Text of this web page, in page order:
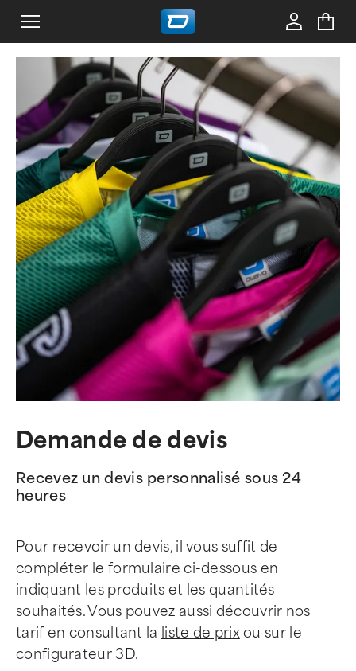
Demande de devis
Recevez un devis personnalisé sous 24
heures
Pour recevoir un devis, il vous suffit de
compléter le formulaire ci-dessous en
indiquant les produits et les quantités
souhaités. Vous pouvez aussi découvrir nos
tarif en consultant la liste de prixou sur le
configurateur 3D.